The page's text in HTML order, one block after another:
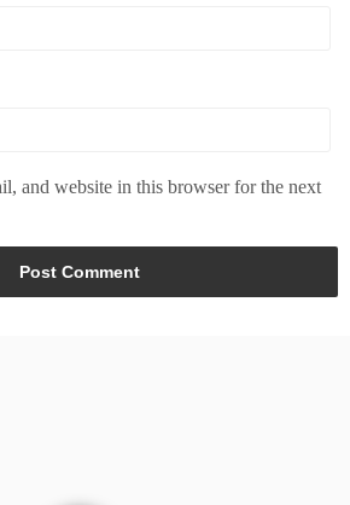
and website in this browser for the next